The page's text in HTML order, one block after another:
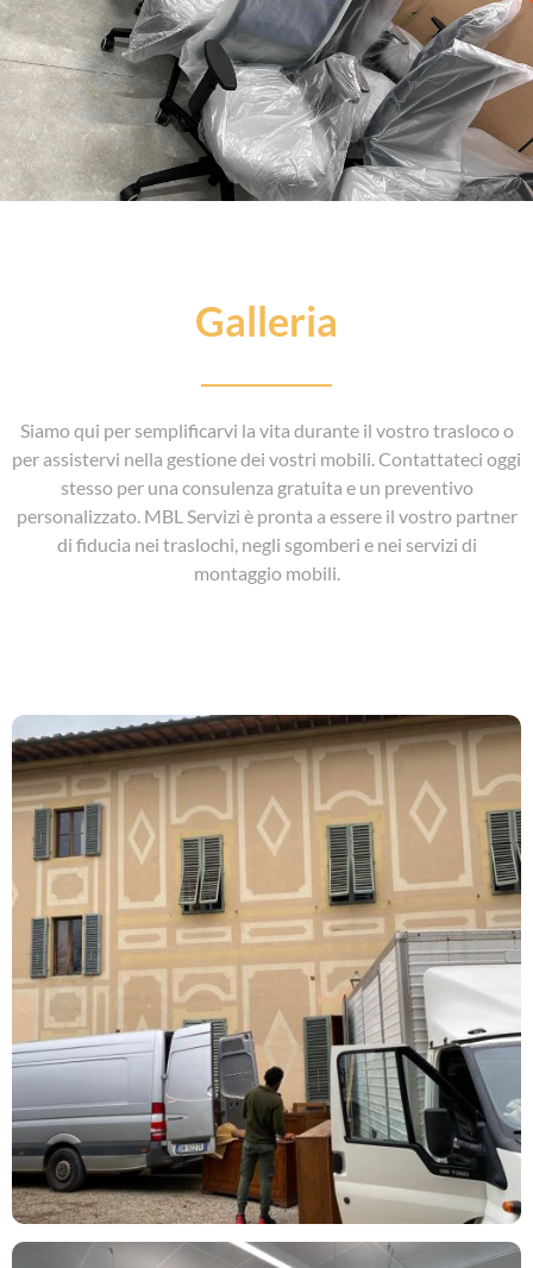
Galleria
Siamo qui per semplificarvi la vita durante il vostro trasloco o
per assistervi nella gestione dei vostri mobili. Contattateci oggi
stesso per una consulenza gratuita e un preventivo
personalizzato. MBL Servizi è pronta a essere il vostro partner
di fiducia nei traslochi, negli sgomberi e nei servizi di
montaggio mobili.